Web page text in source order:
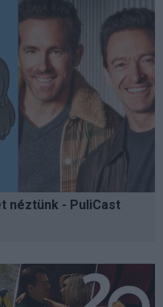
néztünk - PuliCast